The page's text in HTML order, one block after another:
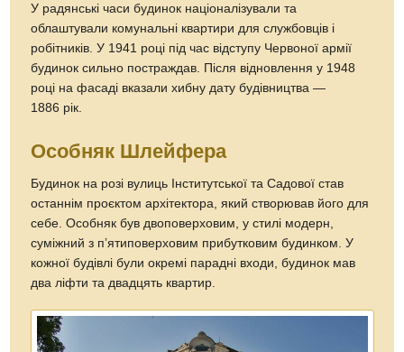
У радянські часи будинок націоналізували та
облаштували комунальні квартири для службовців і
робітників. У 1941 році під час відступу Червоної армії
будинок сильно постраждав. Після відновлення у 1948
році на фасаді вказали хибну дату будівництва —
1886 рік.
Особняк Шлейфера
Будинок на розі вулиць Інститутської та Садової став
останнім проєктом архітектора, який створював його для
себе. Особняк був двоповерховим, у стилі модерн,
суміжний з пʼятиповерховим прибутковим будинком. У
кожної будівлі були окремі парадні входи, будинок мав
два ліфти та двадцять квартир.